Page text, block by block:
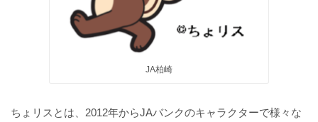
JA柏崎
ちょリスとは、2012年からJAバンクのキャラクターで様々な